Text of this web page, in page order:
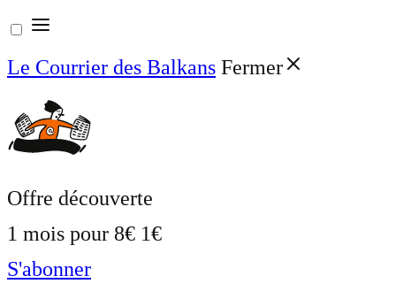
Aller
au
contenu
Le Courrier des Balkans Fermer
Offre découverte
1 mois pour 8€ 1€
S'abonner